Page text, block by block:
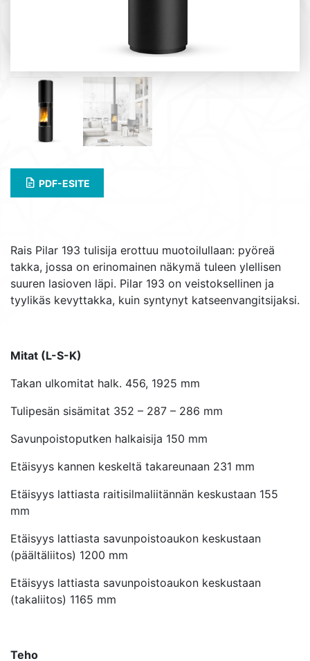
PDF-ESITE
Rais Pilar 193 tulisija erottuu muotoilullaan: pyöreä
takka, jossa on erinomainen näkymä tuleen ylellisen
suuren lasioven läpi. Pilar 193 on veistoksellinen ja
tyylikäs kevyttakka, kuin syntynyt katseenvangitsijaksi.
Mitat (L-S-K)
Takan ulkomitat halk. 456, 1925 mm
Tulipesän sisämitat 352 – 287 – 286 mm
Savunpoistoputken halkaisija 150 mm
Etäisyys kannen keskeltä takareunaan 231 mm
Etäisyys lattiasta raitisilmaliitännän keskustaan 155
mm
Etäisyys lattiasta savunpoistoaukon keskustaan
(päältäliitos) 1200 mm
Etäisyys lattiasta savunpoistoaukon keskustaan
(takaliitos) 1165 mm
Teho